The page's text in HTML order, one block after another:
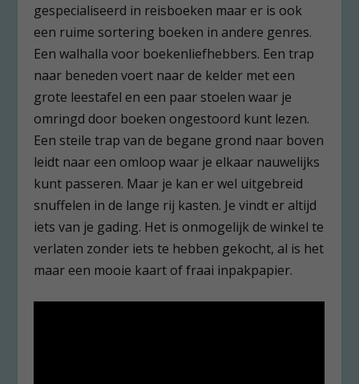
gespecialiseerd in reisboeken maar er is ook
een ruime sortering boeken in andere genres.
Een walhalla voor boekenliefhebbers. Een trap
naar beneden voert naar de kelder met een
grote leestafel en een paar stoelen waar je
omringd door boeken ongestoord kunt lezen.
Een steile trap van de begane grond naar boven
leidt naar een omloop waar je elkaar nauwelijks
kunt passeren. Maar je kan er wel uitgebreid
snuffelen in de lange rij kasten. Je vindt er altijd
iets van je gading. Het is onmogelijk de winkel te
verlaten zonder iets te hebben gekocht, al is het
maar een mooie kaart of fraai inpakpapier.